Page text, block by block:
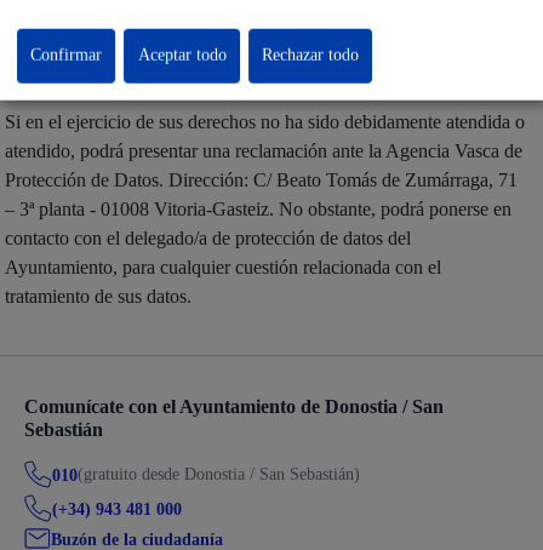
Ayuntamiento, como Responsable del tratamiento, o en su caso,
Si en el ejercicio de sus derechos no ha sido debidamente atendida o
atendido, podrá presentar una reclamación ante la Agencia Vasca de
Protección de Datos. Dirección: C/ Beato Tomás de Zumárraga, 71
– 3ª planta - 01008 Vitoria-Gasteiz. No obstante, podrá ponerse en
contacto con el delegado/a de protección de datos del
Ayuntamiento, para cualquier cuestión relacionada con el
tratamiento de sus datos.
Comunícate con el Ayuntamiento de Donostia / San
Sebastián
010(gratuito desde Donostia / San Sebastián)
(+34) 943 481 000
Buzón de la ciudadanía
Rechazar todo
Confirmar Aceptar todo